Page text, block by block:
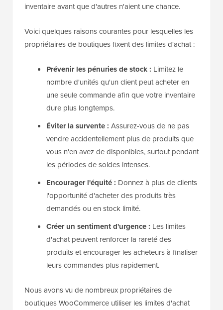
inventaire avant que d'autres n'aient une chance.
Voici quelques raisons courantes pour lesquelles les
propriétaires de boutiques fixent des limites d'achat :
Prévenir les pénuries de stock : Limitez le
nombre d'unités qu'un client peut acheter en
une seule commande afin que votre inventaire
dure plus longtemps.
Éviter la survente : Assurez-vous de ne pas
vendre accidentellement plus de produits que
vous n'en avez de disponibles, surtout pendant
les périodes de soldes intenses.
Encourager l'équité : Donnez à plus de clients
l'opportunité d'acheter des produits très
demandés ou en stock limité.
Créer un sentiment d'urgence : Les limites
d'achat peuvent renforcer la rareté des
produits et encourager les acheteurs à finaliser
leurs commandes plus rapidement.
Nous avons vu de nombreux propriétaires de
boutiques WooCommerce utiliser les limites d'achat